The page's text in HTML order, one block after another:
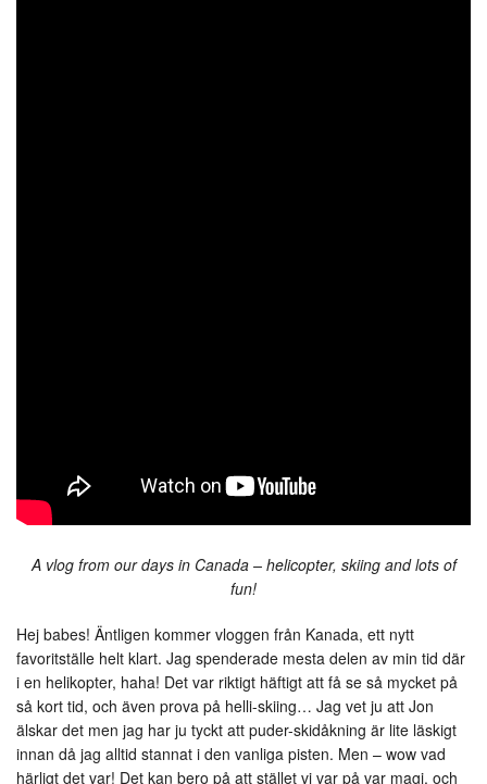
A vlog from our days in Canada – helicopter, skiing and lots of
fun!
Hej babes! Äntligen kommer vloggen från Kanada, ett nytt
favoritställe helt klart. Jag spenderade mesta delen av min tid där
i en helikopter, haha! Det var riktigt häftigt att få se så mycket på
så kort tid, och även prova på helli-skiing… Jag vet ju att Jon
älskar det men jag har ju tyckt att puder-skidåkning är lite läskigt
innan då jag alltid stannat i den vanliga pisten. Men – wow vad
härligt det var! Det kan bero på att stället vi var på var magi, och